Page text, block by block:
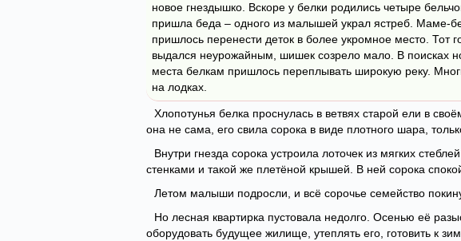
новое гнездышко. Вскоре у белки родились четыре
пришла беда – одного из малышей украл ястреб. Маме-
пришлось перенести деток в более укромное место. Тот
выдался неурожайным, шишек созрело мало. В поисках
места белкам пришлось переплывать широкую реку.
на лодках.
Хлопотунья белка проснулась в ветвях старой ели в
она не сама, его свила сорока в виде плотного шара,
Внутри гнезда сорока устроила лоточек из мягких
стенками и такой же плетёной крышей. В ней сорока
Летом малыши подросли, и всё сорочье семейство
Но лесная квартирка пустовала недолго. Осенью её
оборудовать будущее жилище, утеплять его, готовить к